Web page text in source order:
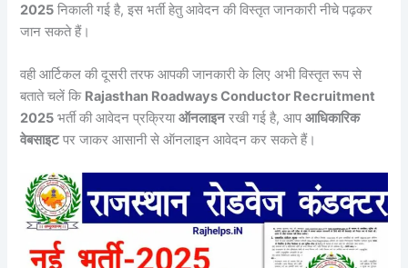
2025 निकाली गई है, इस भर्ती हेतु आवेदन की विस्तृत जानकारी नीचे पढ़कर
जान सकते हैं।
वही आर्टिकल की दूसरी तरफ आपकी जानकारी के लिए अभी विस्तृत रूप से
बताते चलें कि Rajasthan Roadways Conductor Recruitment
2025 भर्ती की आवेदन प्रक्रियाऑनलाइनरखी गई है, आपआधिकारिक
वेबसाइटपर जाकर आसानी से ऑनलाइन आवेदन कर सकते हैं।